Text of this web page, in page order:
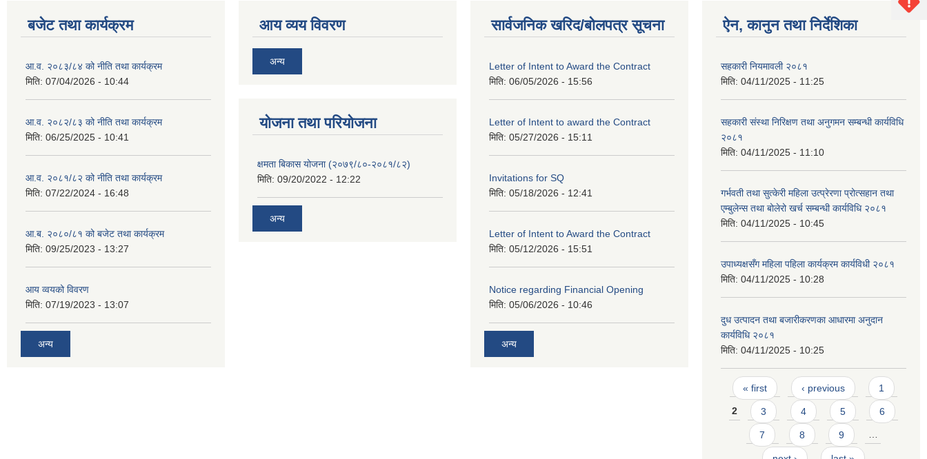
बजेट तथा कार्यक्रम
आ.व. २०८३/८४ को नीति तथा कार्यक्रम
मिति: 07/04/2026 - 10:44
आ.व. २०८२/८३ को नीति तथा कार्यक्रम
मिति: 06/25/2025 - 10:41
आ.व. २०८१/८२ को नीति तथा कार्यक्रम
मिति: 07/22/2024 - 16:48
आ.ब. २०८०/८१ को बजेट तथा कार्यक्रम
मिति: 09/25/2023 - 13:27
आय व्वयको विवरण
मिति: 07/19/2023 - 13:07
अन्य
आय व्यय विवरण
अन्य
याेजना तथा परियाेजना
क्षमता बिकास योजना (२०७९/८०-२०८१/८२)
मिति: 09/20/2022 - 12:22
अन्य
सार्वजनिक खरिद/बोलपत्र सूचना
Letter of Intent to Award the Contract
मिति: 06/05/2026 - 15:56
Letter of Intent to award the Contract
मिति: 05/27/2026 - 15:11
Invitations for SQ
मिति: 05/18/2026 - 12:41
Letter of Intent to Award the Contract
मिति: 05/12/2026 - 15:51
Notice regarding Financial Opening
मिति: 05/06/2026 - 10:46
अन्य
ऐन, कानुन तथा निर्देशिका
सहकारी नियमावली २०८१
मिति: 04/11/2025 - 11:25
सहकारी संस्था निरिक्षण तथा अनुगमन सम्बन्धी कार्यविधि
२०८१
मिति: 04/11/2025 - 11:10
गर्भवती तथा सुत्केरी महिला उत्प्रेरणा प्रोत्सहान तथा
एम्बुलेन्स तथा बोलेरो खर्च सम्बन्धी कार्यविधि २०८१
मिति: 04/11/2025 - 10:45
उपाध्यक्षसँग महिला पहिला कार्यक्रम कार्यविधी २०८१
मिति: 04/11/2025 - 10:28
दुध उत्पादन तथा बजारीकरणका आधारमा अनुदान
कार्यविधि २०८१
मिति: 04/11/2025 - 10:25
Pages
« first ‹ previous 1
2 3 4 5 6
7 8 9 …